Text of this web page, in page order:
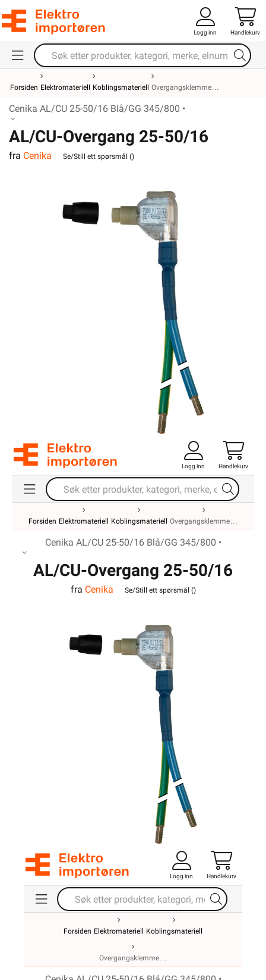
Logg inn Handlekurv
Forsiden Elektromateriell Koblingsmateriell Overgangsklemme
Cenika AL/CU 25-50/16 Blå/GG 345/800 •
AL/CU-Overgang 25-50/16
Blå/GG 345/800MM
fra Cenika Se/Still ett spørsmål ()
Logg inn Handlekurv
Forsiden Elektromateriell Koblingsmateriell Overgangsklemme
Cenika AL/CU 25-50/16 Blå/GG 345/800 •
AL/CU-Overgang 25-50/16
Blå/GG 345/800MM
fra Cenika Se/Still ett spørsmål ()
Logg inn Handlekurv
Forsiden Elektromateriell Koblingsmateriell
Overgangsklemme